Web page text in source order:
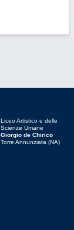
Liceo Artistico e delle
Scienze Umane
Giorgio de Chirico
Torre Annunziata (NA)